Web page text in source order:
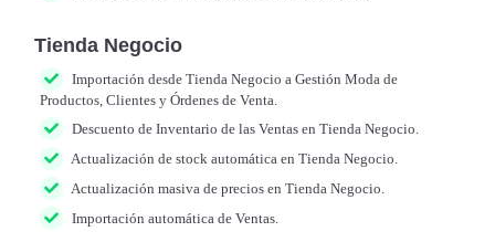
Tienda Negocio
Importación desde Tienda Negocio a Gestión Moda de
Productos, Clientes y Órdenes de Venta.
Descuento de Inventario de las Ventas en Tienda Negocio.
Actualización de stock automática en Tienda Negocio.
Actualización masiva de precios en Tienda Negocio.
Importación automática de Ventas.